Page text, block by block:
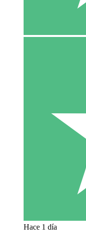
Hace 1 día